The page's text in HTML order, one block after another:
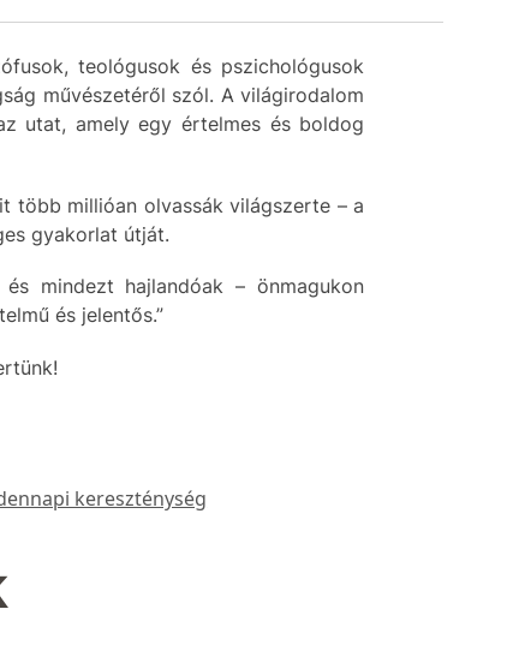
teológusok és pszichológusok
művészetéről szól. A világirodalom
utat, amely egy értelmes és boldog
több millióan olvassák világszerte – a
gyakorlat útját.
mindezt hajlandóak – önmagukon
és jelentős.”
kereszténység